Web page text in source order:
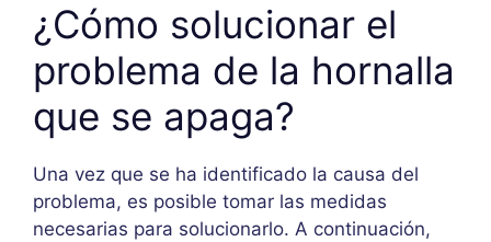
¿Cómo solucionar el
problema de la hornalla
que se apaga?
Una vez que se ha identificado la causa del
problema, es posible tomar las medidas
necesarias para solucionarlo. A continuación,